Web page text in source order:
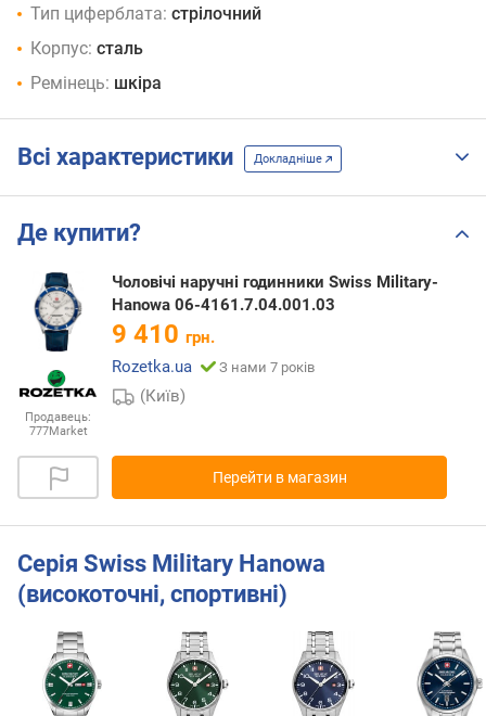
Тип циферблата: стрілочний
Корпус: сталь
Ремінець: шкіра
Всі характеристики Докладніше
Де купити?
Продавець:
777Market
Чоловічі наручні годинники Swiss Military-
Hanowa 06-4161.7.04.001.03
9 410 грн.
Rozetka.ua
З нами 7 років
(Київ)
Перейти в магазин
Серія Swiss Military Hanowa
(високоточні, спортивні)